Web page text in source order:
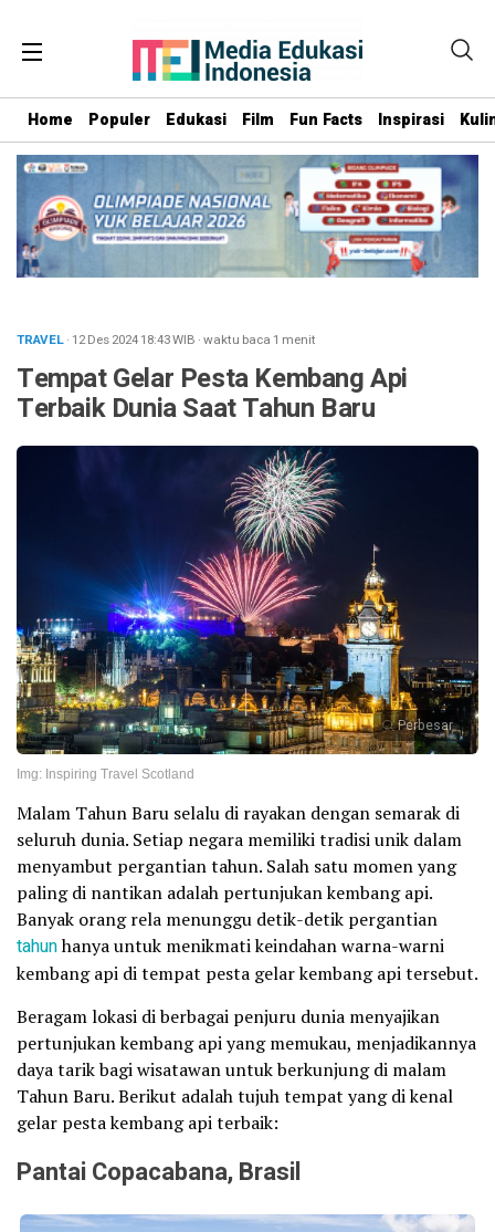
Home Populer Edukasi Film Fun Facts Inspirasi
TRAVEL· 12 Des 202418:43WIB ·waktu baca 1 menit
Tempat Gelar Pesta Kembang Api
Terbaik Dunia Saat Tahun Baru
Perbesar
Img: Inspiring Travel Scotland
Malam Tahun Baru selalu di rayakan dengan semarak di
seluruh dunia. Setiap negara memiliki tradisi unik dalam
menyambut pergantian tahun. Salah satu momen yang
paling di nantikan adalah pertunjukan kembang api.
Banyak orang rela menunggu detik-detik pergantian
tahunhanya untuk menikmati keindahan warna-warni
kembang api di tempat pesta gelar kembang api tersebut.
Beragam lokasi di berbagai penjuru dunia menyajikan
pertunjukan kembang api yang memukau, menjadikannya
daya tarik bagi wisatawan untuk berkunjung di malam
Tahun Baru. Berikut adalah tujuh tempat yang di kenal
gelar pesta kembang api terbaik:
Pantai Copacabana, Brasil